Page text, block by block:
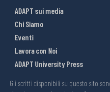
ADAPT sui media
Chi Siamo
Eventi
Lavora con Noi
ADAPT University Press
Gli scritti disponibili su questo sito